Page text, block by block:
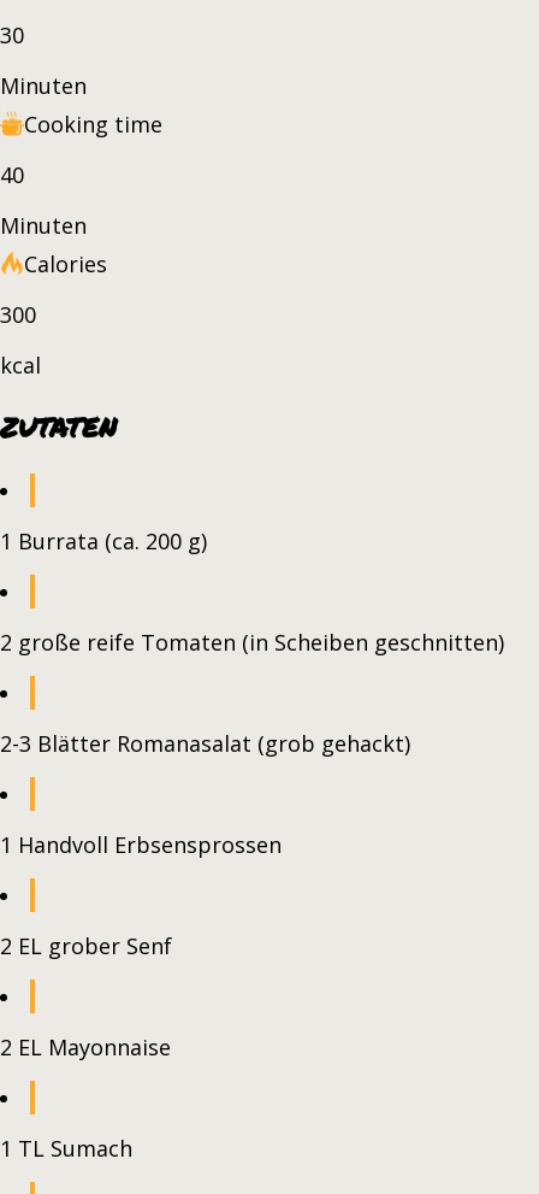
30
Minuten
Cooking time
40
Minuten
Calories
300
kcal
ZUTATEN
1 Burrata (ca. 200 g)
2 große reife Tomaten (in Scheiben geschnitten)
2-3 Blätter Romanasalat (grob gehackt)
1 Handvoll Erbsensprossen
2 EL grober Senf
2 EL Mayonnaise
1 TL Sumach